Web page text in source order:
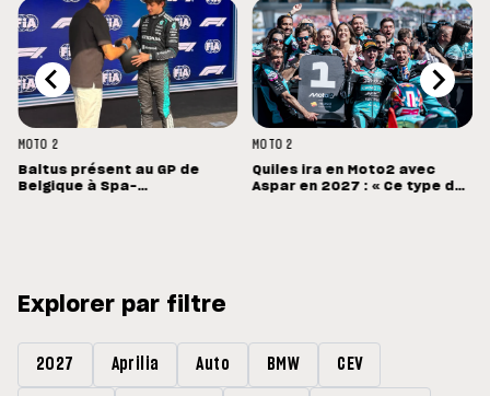
MOTO 2
Baltus présent au GP de
Belgique à Spa-
MOTO 2
Quiles ira en Moto2 avec
Aspar en 2027 : « Ce type de
Explorer par filtre
2027 Aprilia Auto BMW CEV